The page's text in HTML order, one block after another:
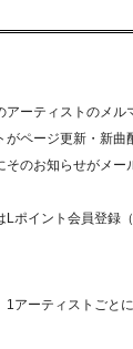
アーティストのメル
がページ更新・新曲
そのお知らせがメー
ポイント会員登録
1アーティストごと